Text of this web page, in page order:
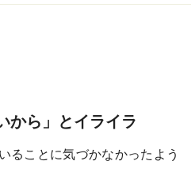
から」とイライラ
ることに気づかなかったよう